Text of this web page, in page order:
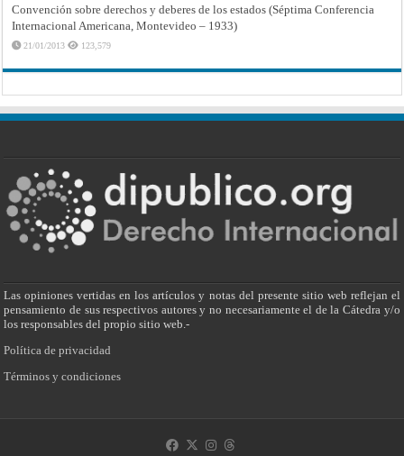
Convención sobre derechos y deberes de los estados (Séptima Conferencia
Internacional Americana, Montevideo – 1933)
21/01/2013 123,579
Las opiniones vertidas en los artículos y notas del presente sitio web reflejan el
pensamiento de sus respectivos autores y no necesariamente el de la Cátedra y/o
los responsables del propio sitio web.-
Política de privacidad
Términos y condiciones